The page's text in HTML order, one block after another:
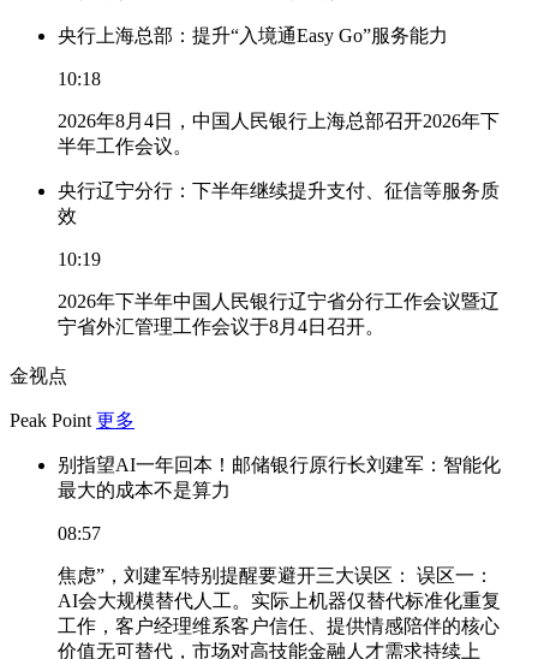
央行上海总部：提升“入境通Easy Go”服务能力
10:18
2026年8月4日，中国人民银行上海总部召开2026年下
半年工作会议。
央行辽宁分行：下半年继续提升支付、征信等服务质
效
10:19
2026年下半年中国人民银行辽宁省分行工作会议暨辽
宁省外汇管理工作会议于8月4日召开。
金视点
Peak Point 更多
别指望AI一年回本！邮储银行原行长刘建军：智能化
最大的成本不是算力
08:57
焦虑”，刘建军特别提醒要避开三大误区： 误区一：
AI会大规模替代人工。实际上机器仅替代标准化重复
工作，客户经理维系客户信任、提供情感陪伴的核心
价值无可替代，市场对高技能金融人才需求持续上